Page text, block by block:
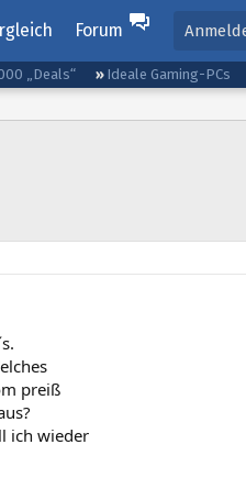
Forum
„Deals“ Ideale Gaming-PCs
preiß
ich wieder